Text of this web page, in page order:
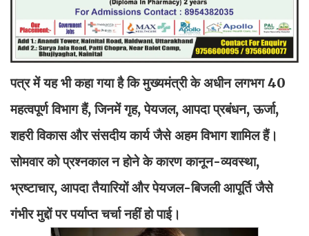
पत्र में यह भी कहा गया है कि मुख्यमंत्री के अधीन लगभग 40
महत्वपूर्ण विभाग हैं, जिनमें गृह, पेयजल, आपदा प्रबंधन, ऊर्जा,
शहरी विकास और संसदीय कार्य जैसे अहम विभाग शामिल हैं।
सोमवार को प्रश्नकाल न होने के कारण कानून-व्यवस्था,
भ्रष्टाचार, आपदा तैयारियों और पेयजल-बिजली आपूर्ति जैसे
गंभीर मुद्दों पर पर्याप्त चर्चा नहीं हो पाई।